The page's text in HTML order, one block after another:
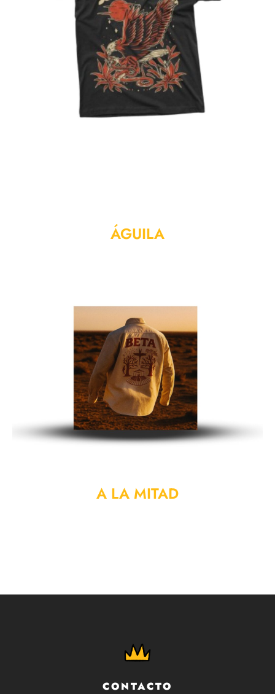
ÁGUILA
A LA MITAD
CONTACTO